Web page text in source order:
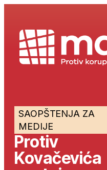
SAOPŠTENJA ZA
MEDIJE
Protiv
Kovačevića